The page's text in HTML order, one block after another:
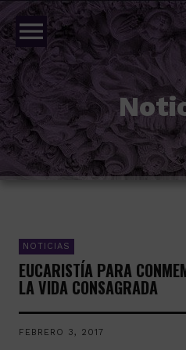
menu
NOTICIAS
EUCARISTÍA PARA
LA VIDA CONSAGRADA
FEBRERO 3, 2017